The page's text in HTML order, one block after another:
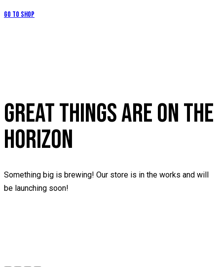
Go to Shop
GREAT THINGS ARE ON THE
HORIZON
Something big is brewing! Our store is in the works and will
be launching soon!